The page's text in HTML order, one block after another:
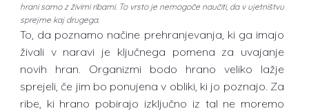
hrani samo z živimi ribami. To vrsto je nemogoče naučiti, da v ujetništvu
sprejme kaj drugega.
To, da poznamo načine prehranjevanja, ki ga imajo
živali v naravi je ključnega pomena za uvajanje
novih hran. Organizmi bodo hrano veliko lažje
sprejeli, če jim bo ponujena v obliki, ki jo poznajo. Za
ribe, ki hrano pobirajo izključno iz tal ne moremo